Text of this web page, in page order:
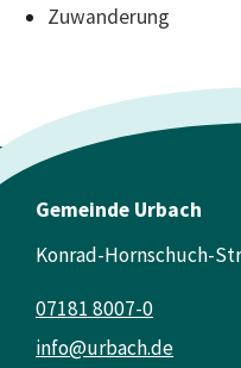
Zuwanderung
Gemeinde Urbach
Konrad-Hornschuch-
info@urbach.de
07181 8007-0